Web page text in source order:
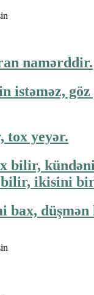
namərddir.
istəməz,
tox yeyər.
bilir,
bilir, ikisini
bax,